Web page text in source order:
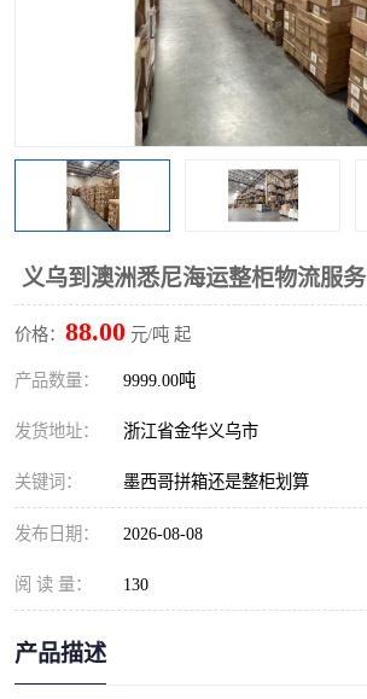
义乌到澳洲悉尼海运整柜物流服务
价格： 88.00 元/吨 起
产品数量： 9999.00吨
发货地址： 浙江省金华义乌市
关键词： 墨西哥拼箱还是整柜划算
发布日期： 2026-08-08
阅 读 量： 130
产品描述